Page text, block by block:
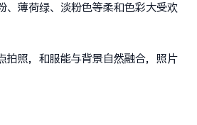
、薄荷绿、淡粉色等柔和色彩大受欢
拍照，和服能与背景自然融合，照片